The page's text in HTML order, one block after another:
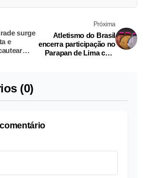
surge
e
Próxima
Atletismo do Brasil
encerra participação no
Parapan de Lima com
(0)